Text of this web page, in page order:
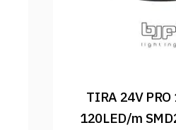
TIRA 24V
120LED/m